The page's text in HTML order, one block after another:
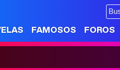
FAMOSOS FOROS